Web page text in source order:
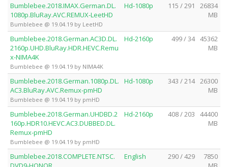
Bumblebee.2018.IMAX.German.DL.
1080p.BluRay.AVC.REMUX-LeetHD
Bumblebee @ 19.04.19 by LeetHD
Hd-1080p 115 / 291
26834
MB
Bumblebee.2018.German.AC3D.DL.
2160p.UHD.BluRay.HDR.HEVC.Remu
x-NIMA4K
Bumblebee @ 19.04.19 by NIMA4K
Hd-2160p 499 / 34 45362
MB
Bumblebee.2018.German.1080p.DL.
AC3.BluRay.AVC.Remux-pmHD
Bumblebee @ 19.04.19 by pmHD
Hd-1080p 343 / 214 26300
MB
Bumblebee.2018.German.UHDBD.2
160p.HDR10.HEVC.AC3.DUBBED.DL.
Remux-pmHD
Bumblebee @ 19.04.19 by pmHD
Hd-2160p 408 / 203
44400
MB
Bumblebee.2018.COMPLETE.NTSC.
English 290 / 429
7850